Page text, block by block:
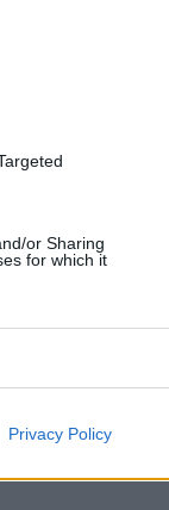
or Sharing
for which it
Privacy Policy
posádkám
až do
světového
Dakaru nás
pojedou